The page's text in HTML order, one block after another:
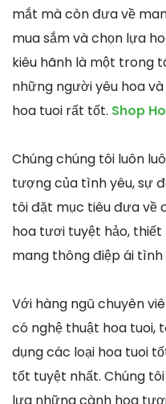
mắt mà còn đưa về
mua sắm và chọn lựa
kiêu hãnh là một trong
những người yêu hoa
hoa tuoi rất tốt. Shop
Chúng chúng tôi luôn
tượng của tình yêu, sự
tôi đặt mục tiêu đưa về
hoa tươi tuyệt hảo,
mang thông điệp ái tình
Với hàng ngũ chuyên
có nghệ thuật hoa tuoi,
dụng các loại hoa tuoi
tốt tuyệt nhất. Chúng
lựa những cành hoa